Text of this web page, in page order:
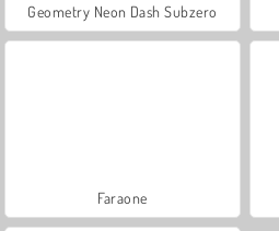
Geometry Neon Dash Subzero
Faraone